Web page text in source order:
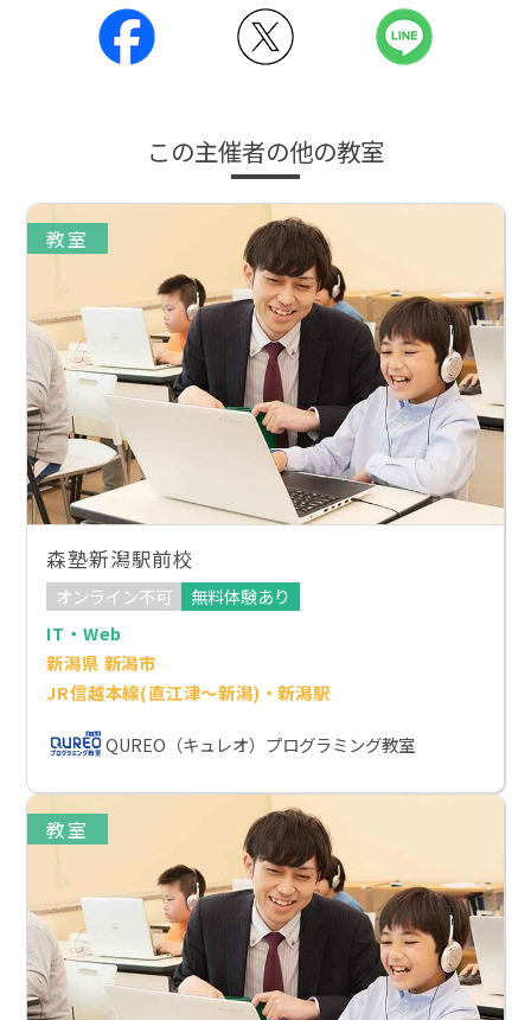
この主催者の他の教室
教室
森塾新潟駅前校
オンライン不可
無料体験あり
IT・Web
新潟県 新潟市
JR信越本線(直江津～新潟)・新潟駅
QUREO（キュレオ）プログラミング教室
教室